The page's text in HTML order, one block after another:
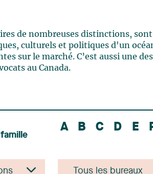
de nombreuses distinctions,
culturels et politiques d'un
sur le marché. C’est aussi une
au Canada.
A B C D E